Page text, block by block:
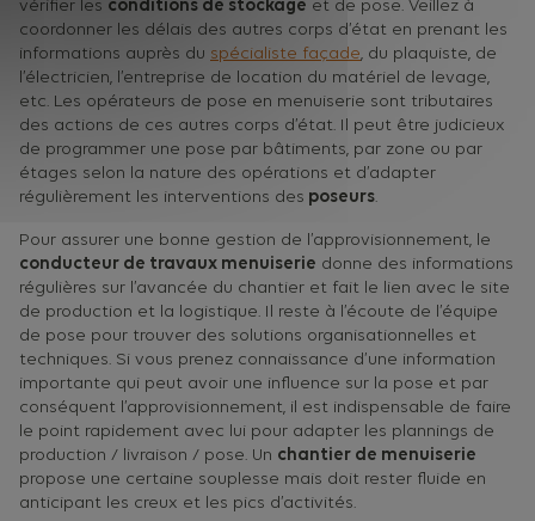
vérifier les conditions de stockage et de pose. Veillez à
coordonner les délais des autres corps d’état en prenant les
informations auprès du spécialiste façade, du plaquiste, de
l’électricien, l’entreprise de location du matériel de levage,
etc. Les opérateurs de pose en menuiserie sont tributaires
des actions de ces autres corps d’état. Il peut être judicieux
de programmer une pose par bâtiments, par zone ou par
étages selon la nature des opérations et d’adapter
régulièrement les interventions des poseurs.
Pour assurer une bonne gestion de l’approvisionnement, le
conducteur de travaux menuiserie donne des informations
régulières sur l’avancée du chantier et fait le lien avec le site
de production et la logistique. Il reste à l’écoute de l’équipe
de pose pour trouver des solutions organisationnelles et
techniques. Si vous prenez connaissance d’une information
importante qui peut avoir une influence sur la pose et par
conséquent l’approvisionnement, il est indispensable de faire
le point rapidement avec lui pour adapter les plannings de
production / livraison / pose. Un chantier de menuiserie
propose une certaine souplesse mais doit rester fluide en
anticipant les creux et les pics d’activités.